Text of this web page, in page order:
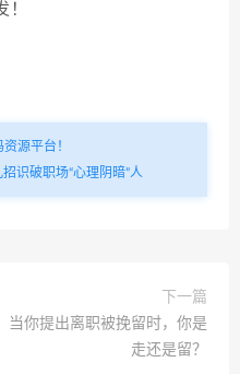
！
源平台！
识破职场“心理阴暗”人
下一篇
当你提出离职被挽留时，你是
走还是留？